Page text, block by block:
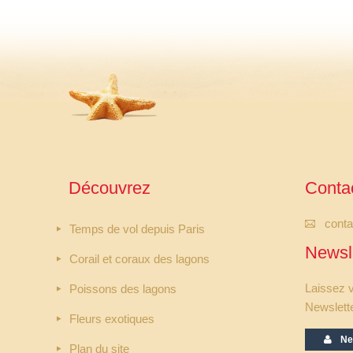
Découvrez
Temps de vol depuis Paris
Corail et coraux des lagons
Poissons des lagons
Fleurs exotiques
Plan du site
Laissez